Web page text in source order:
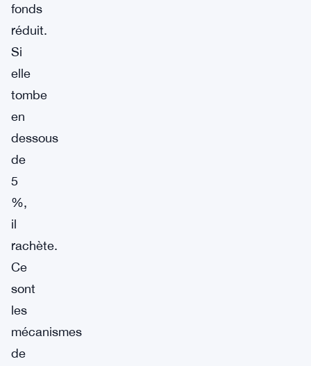
fonds
réduit.
Si
elle
tombe
en
dessous
de
5
%,
il
rachète.
Ce
sont
les
mécanismes
de